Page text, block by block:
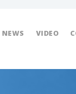
NEWS VIDEO